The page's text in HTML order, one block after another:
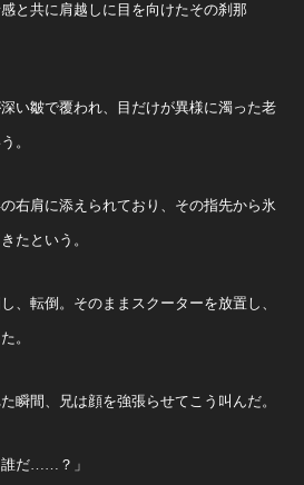
と共に肩越しに目を向けたその刹那
い皺で覆われ、目だけが異様に濁った老
。
右肩に添えられており、その指先から氷
たという。
、転倒。そのままスクーターを放置し、
。
瞬間、兄は顔を強張らせてこう叫んだ。
誰だ……？」